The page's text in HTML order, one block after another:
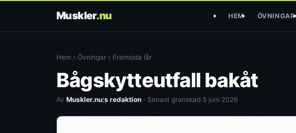
Muskler.nu HEM ÖVNINGAR
Hem › Övningar › Framsida lår
Bågskytteutfall bakåt
Av Muskler.nu:s redaktion · Senast granskad 5 juni 2026